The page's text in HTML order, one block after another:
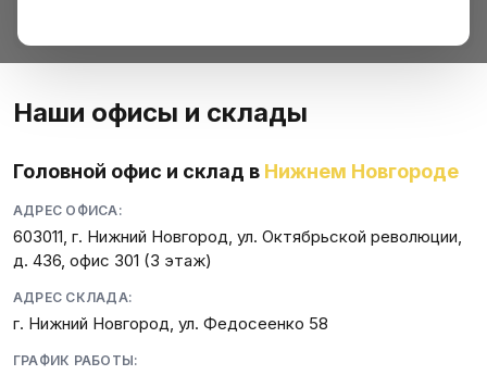
Наши офисы и склады
Головной офис и склад в Нижнем Новгороде
АДРЕС ОФИСА:
603011, г. Нижний Новгород, ул. Октябрьской революции,
д. 436, офис 301 (3 этаж)
АДРЕС СКЛАДА:
г. Нижний Новгород, ул. Федосеенко 58
ГРАФИК РАБОТЫ: